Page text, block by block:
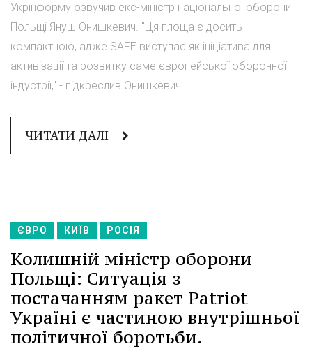
Укрінформу озвучив екс-міністр національної оборони
Польщі Януш Онишкевич. "Ця площа є досить
компактною, адже SAFE виступає як ініціатива для
активізації та розвитку саме європейської оборонної
індустрії," - підкреслив Онишкевич...
ЧИТАТИ ДАЛІ
ЄВРО КИЇВ РОСІЯ
Колишній міністр оборони
Польщі: Ситуація з
постачанням ракет Patriot
Україні є частиною внутрішньої
політичної боротьби.